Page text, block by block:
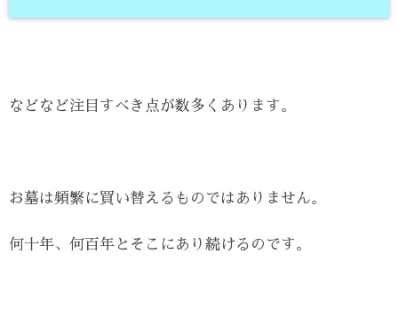
などなど注目すべき点が数多くあります。
お墓は頻繁に買い替えるものではありません。
何十年、何百年とそこにあり続けるのです。